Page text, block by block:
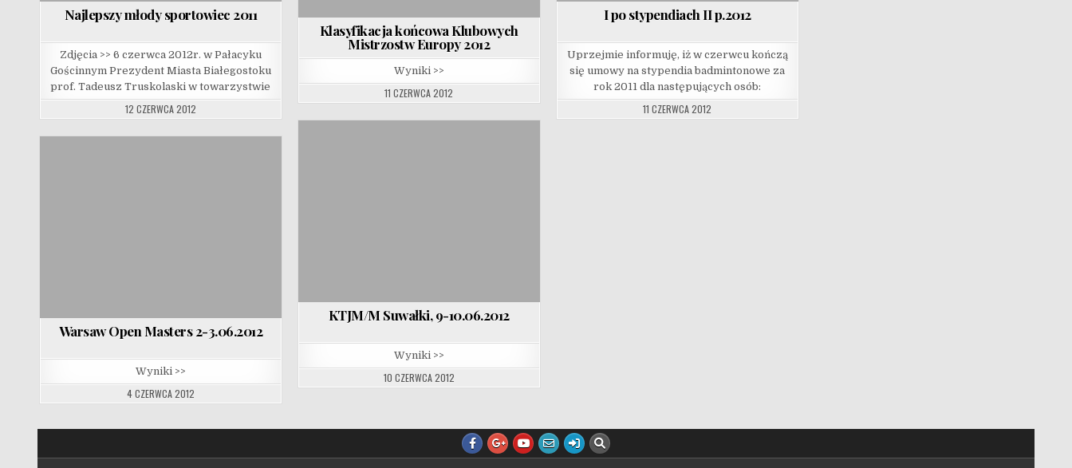
Najlepszy młody sportowiec 2011
Zdjęcia >> 6 czerwca 2012r. w Pałacyku
Gościnnym Prezydent Miasta Białegostoku
prof. Tadeusz Truskolaski w towarzystwie
12 CZERWCA 2012
I po stypendiach II p.2012
Uprzejmie informuję, iż w czerwcu kończą
się umowy na stypendia badmintonowe za
rok 2011 dla następujących osób:
11 CZERWCA 2012
Klasyfikacja końcowa Klubowych
Mistrzostw Europy 2012
Wyniki >>
11 CZERWCA 2012
KTJM/M Suwałki, 9-10.06.2012
Wyniki >>
10 CZERWCA 2012
Warsaw Open Masters 2-3.06.2012
Wyniki >>
4 CZERWCA 2012